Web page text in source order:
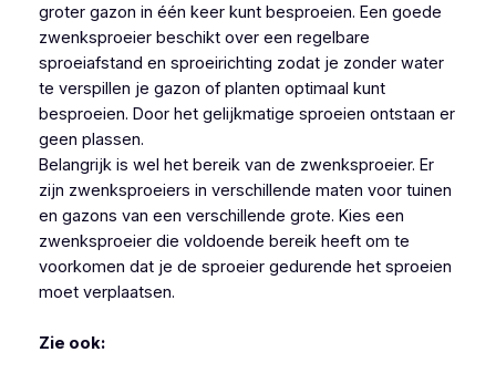
groter gazon in één keer kunt besproeien. Een goede
zwenksproeier beschikt over een regelbare
sproeiafstand en sproeirichting zodat je zonder water
te verspillen je gazon of planten optimaal kunt
besproeien. Door het gelijkmatige sproeien ontstaan er
geen plassen.
Belangrijk is wel het bereik van de zwenksproeier. Er
zijn zwenksproeiers in verschillende maten voor tuinen
en gazons van een verschillende grote. Kies een
zwenksproeier die voldoende bereik heeft om te
voorkomen dat je de sproeier gedurende het sproeien
moet verplaatsen.
Zie ook: